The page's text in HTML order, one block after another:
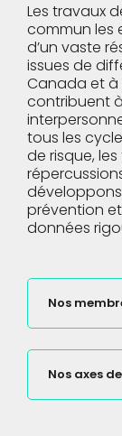
Les travaux
commun les
d’un vaste
issues de
Canada et à
contribuent
tous les
de risque,
prévention
données
Nos
Nos axes